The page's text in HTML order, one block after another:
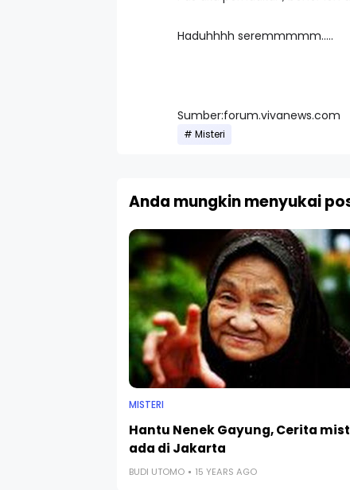
Haduhhhh seremmmmm…..
Sumber:forum.vivanews.com
Misteri
Anda mungkin menyukai
MISTERI
Hantu Nenek Gayung, Cerita
ada di Jakarta
BUDI UTOMO 15 YEARS AGO